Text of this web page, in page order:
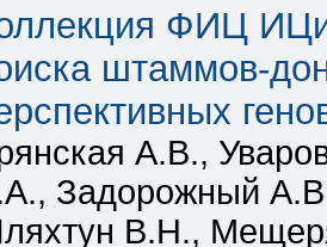
ФИЦ
штаммов-
А.В.,
Задорожный
В.Н.,